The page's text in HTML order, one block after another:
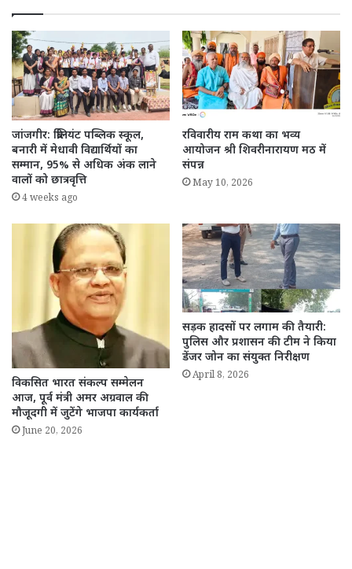
जांजगीर: ब्रिलियंट पब्लिक स्कूल,
बनारी में मेधावी विद्यार्थियों का
सम्मान, 95% से अधिक अंक लाने
वालों को छात्रवृत्ति
4 weeks ago
रविवारीय राम कथा का भव्य
आयोजन श्री शिवरीनारायण मठ में
संपन्न
May 10, 2026
विकसित भारत संकल्प सम्मेलन
आज, पूर्व मंत्री अमर अग्रवाल की
मौजूदगी में जुटेंगे भाजपा कार्यकर्ता
June 20, 2026
सड़क हादसों पर लगाम की तैयारी:
पुलिस और प्रशासन की टीम ने किया
डेंजर जोन का संयुक्त निरीक्षण
April 8, 2026